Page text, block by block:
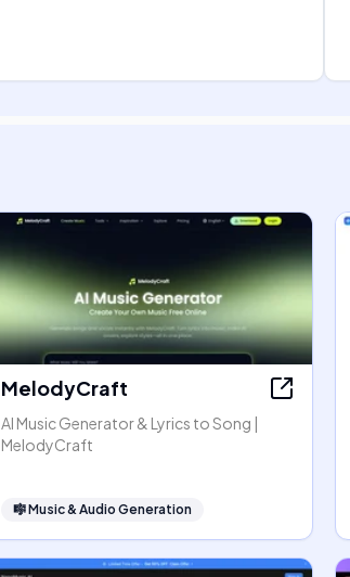
MelodyCraft
AI Music Generator & Lyrics to Song |
MelodyCraft
🎼Music & Audio Generation